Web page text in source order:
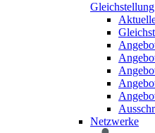
Netzwerke